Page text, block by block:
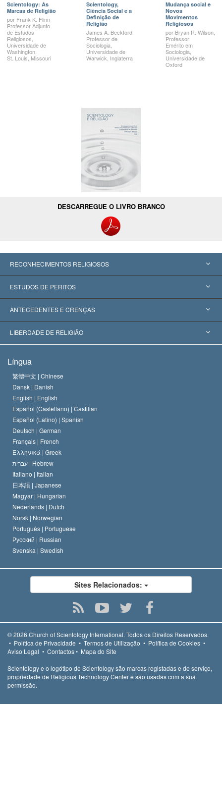
Scientology: As
Marcas de Religião
por Frank K. Flinn
Professor Adjunto
de Estudos
Religiosos,
Universidade de
Washington,
St. Louis, Missouri
Scientology,
Ciência Social e a
Definição de
Religião
James A. Beckford
Professor de
Sociologia,
Universidade de
Warwick, Inglaterra
Mudança social e
Novos
Movimentos
Religiosos
por Bryan R. Wilson,
Professor
Emérito em
Sociologia,
Universidade de
Oxford
DESCARREGUE O LIVRO BRANCO
RECONHECIMENTOS RELIGIOSOS
Estados Unidos
Reconhecimentos Mundiais
Decisões Históricas
ESTUDOS DE PERITOS
Apreciações por Categoria
Os Peritos Mais Proeminentes do Mundo
ANTECEDENTES E CRENÇAS
L. Ron Hubbard
O Credo da Igreja de Scientology
O Código de Um Scientologist
David Miscavige
LIBERDADE DE RELIGIÃO
Normas Internacionais de Direitos Humanos
Proclamação sobre Religião
Língua
繁體中文 | Chinese
Dansk | Danish
English | English
Español (Castellano) | Castilian
Español (Latino) | Spanish
Deutsch | German
Français | French
Ελληνικά | Greek
עברית | Hebrew
Italiano | Italian
日本語 | Japanese
Magyar | Hungarian
Nederlands | Dutch
Norsk | Norwegian
Português | Portuguese
Русский | Russian
Svenska | Swedish
Sites Relacionados:
© 2026 Church of Scientology International. Todos os Direitos Reservados.
• Política de Privacidade • Termos de Utilização • Política de Cookies •
Aviso Legal • Contactos• Mapa do Site
Scientology e o logótipo de Scientology são marcas registadas e de serviço,
propriedade de Religious Technology Center e são usadas com a sua
permissão.